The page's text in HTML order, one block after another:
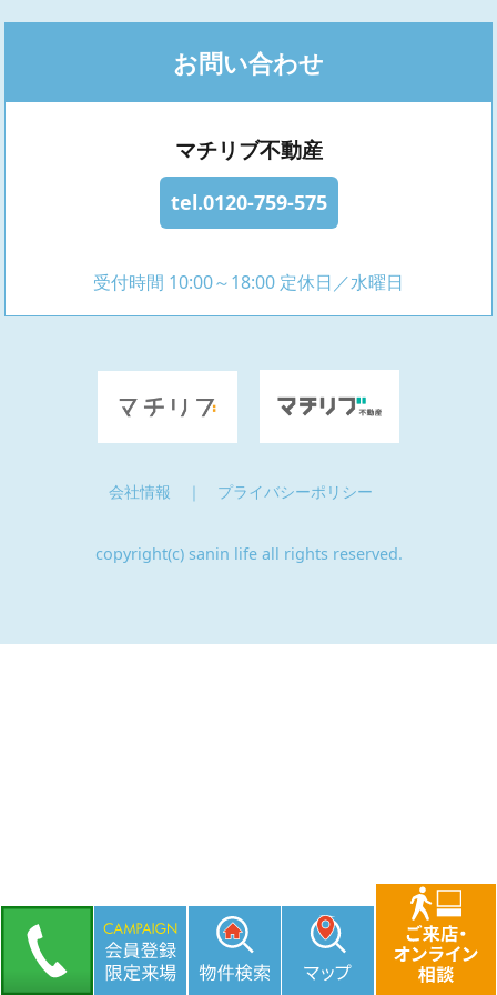
お問い合わせ
マチリブ不動産
tel.0120-759-575
受付時間 10:00～18:00 定休日／水曜日
会社情報 ｜ プライバシーポリシー
copyright(c) sanin life all rights reserved.